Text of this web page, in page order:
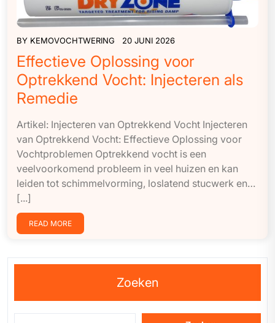
BY KEMOVOCHTWERING 20 JUNI 2026
Effectieve Oplossing voor
Optrekkend Vocht: Injecteren als
Remedie
Artikel: Injecteren van Optrekkend Vocht Injecteren
van Optrekkend Vocht: Effectieve Oplossing voor
Vochtproblemen Optrekkend vocht is een
veelvoorkomend probleem in veel huizen en kan
leiden tot schimmelvorming, loslatend stucwerk en…
[...]
READ MORE
Zoeken